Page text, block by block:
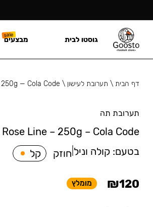
דף הבית\ תערובת לעישון \
— Cola Code
תערובת תה
Line – 250g – Cola Code
בטעם: קולה וניל חוזק קל
₪120 מומלץ
גוסטו לבית מבצעים